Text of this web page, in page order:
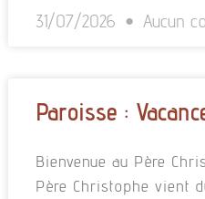
31/07/2026 Aucun
Paroisse :
Bienvenue au Père
Père Christophe vient